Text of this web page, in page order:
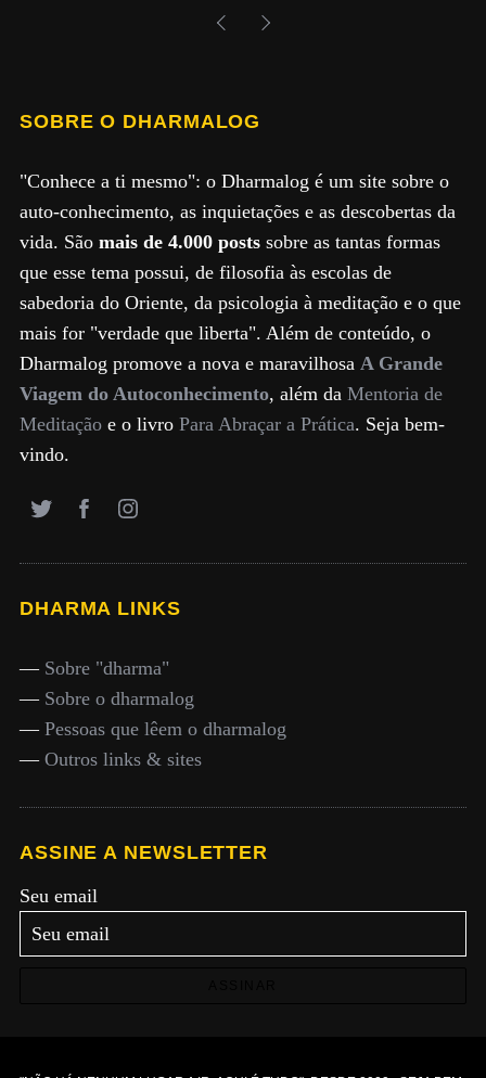
SOBRE O DHARMALOG
"Conhece a ti mesmo": o Dharmalog é um site sobre o
auto-conhecimento, as inquietações e as descobertas da
vida. São mais de 4.000 postssobre as tantas formas
que esse tema possui, de filosofia às escolas de
sabedoria do Oriente, da psicologia à meditação e o que
mais for "verdade que liberta". Além de conteúdo, o
Dharmalog promove a nova e maravilhosa A Grande
Viagem do Autoconhecimento, além da Mentoria de
Meditaçãoe o livro Para Abraçar a Prática. Seja bem-
vindo.
DHARMA LINKS
— Sobre "dharma"
— Sobre o dharmalog
— Pessoas que lêem o dharmalog
— Outros links & sites
ASSINE A NEWSLETTER
Seu email